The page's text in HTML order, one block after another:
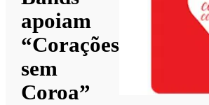
apoiam
“Corações
sem
Coroa”